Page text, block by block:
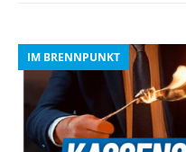
IM BRENNPUNKT